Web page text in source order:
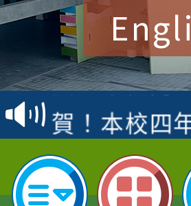
賀！本校參
賽 洪綺君教
名
賀！本校阿
倩參加桃園
名 指導老師
賀！本校四
園市英語競
指導老師林
賀！本校參
賽 劉文瑛教
賀！本校參